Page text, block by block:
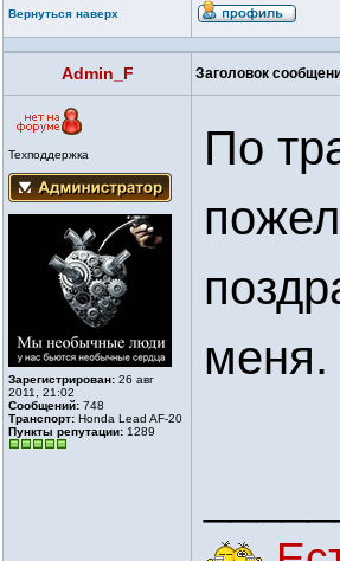
Вернуться наверх
Admin_F Заголовок
Техподдержка
Зарегистрирован: 26 авг
2011, 21:02
Сообщений: 748
Транспорт: Honda Lead AF-20
Пункты репутации: 1289
По
меня.